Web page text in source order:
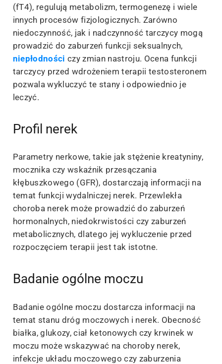
(fT4), regulują metabolizm, termogenezę i wiele
innych procesów fizjologicznych. Zarówno
niedoczynność, jak i nadczynność tarczycy mogą
prowadzić do zaburzeń funkcji seksualnych,
niepłodności czy zmian nastroju. Ocena funkcji
tarczycy przed wdrożeniem terapii testosteronem
pozwala wykluczyć te stany i odpowiednio je
leczyć.
Profil nerek
Parametry nerkowe, takie jak stężenie kreatyniny,
mocznika czy wskaźnik przesączania
kłębuszkowego (GFR), dostarczają informacji na
temat funkcji wydalniczej nerek. Przewlekła
choroba nerek może prowadzić do zaburzeń
hormonalnych, niedokrwistości czy zaburzeń
metabolicznych, dlatego jej wykluczenie przed
rozpoczęciem terapii jest tak istotne.
Badanie ogólne moczu
Badanie ogólne moczu dostarcza informacji na
temat stanu dróg moczowych i nerek. Obecność
białka, glukozy, ciał ketonowych czy krwinek w
moczu może wskazywać na choroby nerek,
infekcje układu moczowego czy zaburzenia